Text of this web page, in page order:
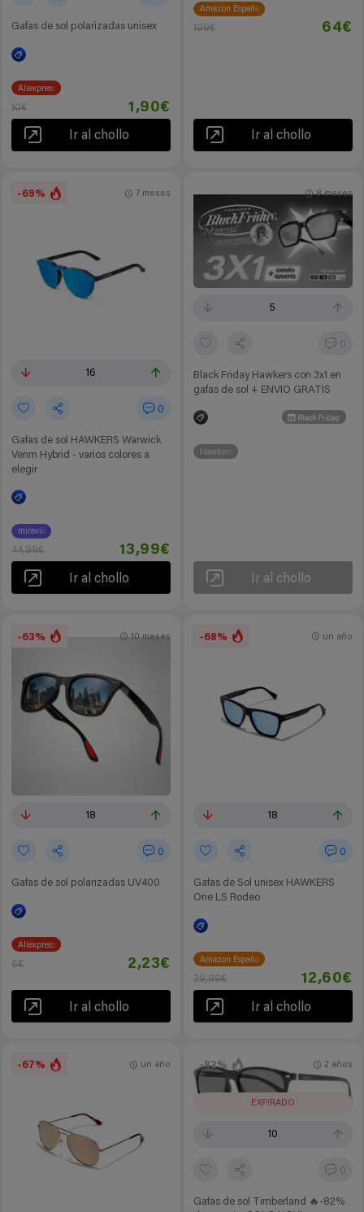
Gafas de sol polarizadas unisex
Aliexpress
10€ 1,90€
Ir al chollo
Amazon España
199€ 64€
Ir al chollo
-69%
16
0
Gafas de sol HAWKERS Warwick
Venm Hybrid - varios colores a
elegir
7 meses
miravia
44,99€ 13,99€
Ir al chollo
5
0
Black Friday Hawkers con 3x1 en
gafas de sol + ENVIO GRATIS
Black Friday
8 meses
Hawkers
Ir al chollo
-63%
18
0
Gafas de sol polarizadas UV400
10 meses
Aliexpress
6€ 2,23€
Ir al chollo
-68%
18
0
Gafas de Sol unisex HAWKERS
One LS Rodeo
un año
Amazon España
39,99€ 12,60€
Ir al chollo
-67% un año -82%
EXPIRADO
10
0
Gafas de sol Timberland 🔥-82%
2 años